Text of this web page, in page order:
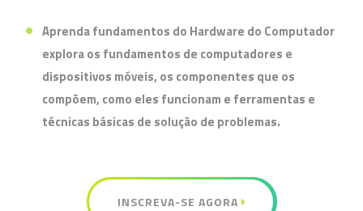
Aprenda fundamentos do Hardware do Computador
explora os fundamentos de computadores e
dispositivos móveis, os componentes que os
compõem, como eles funcionam e ferramentas e
técnicas básicas de solução de problemas.
INSCREVA-SE AGORA